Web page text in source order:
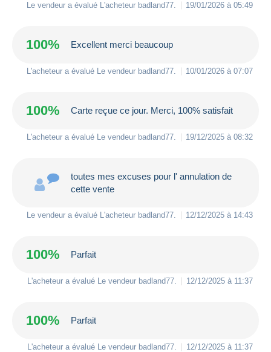
Le vendeur a évalué L'acheteur badland77 19/01/2026 à 05:49
100% Excellent merci beaucoup
L'acheteur a évalué Le vendeur badland77 10/01/2026 à 07:07
100% Carte reçue ce jour. Merci, 100% satisfait
L'acheteur a évalué Le vendeur badland77 19/12/2025 à 08:32
toutes mes excuses pour l' annulation de
cette vente
Le vendeur a évalué L'acheteur badland77 12/12/2025 à 14:43
100% Parfait
L'acheteur a évalué Le vendeur badland77 12/12/2025 à 11:37
100% Parfait
L'acheteur a évalué Le vendeur badland77 12/12/2025 à 11:37